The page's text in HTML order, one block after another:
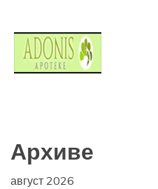
Архиве
август 2026